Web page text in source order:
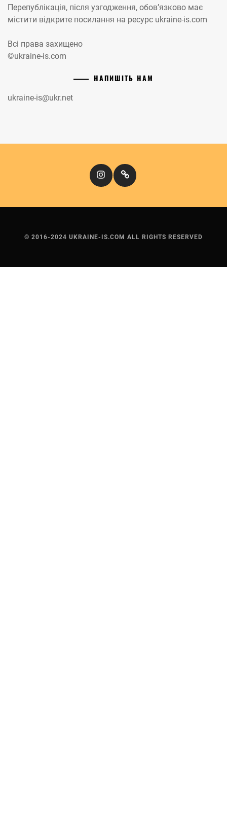
Перепублікація, після узгодження, обов’язково має
містити відкрите посилання на ресурс ukraine-is.com
Всі права захищено
©ukraine-is.com
НАПИШІТЬ НАМ
ukraine-is@ukr.net
InstagramКіномандри
© 2016-2024 UKRAINE-IS.COM ALL RIGHTS RESERVED